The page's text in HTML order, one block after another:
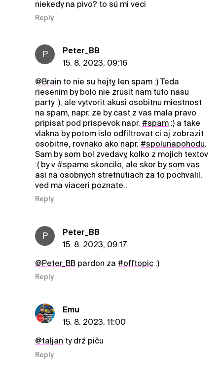
niekedy na pivo? to sú mi veci
Reply
P
Peter_BB
15. 8. 2023, 09:16
@Brain to nie su hejty, len spam :) Teda
riesenim by bolo nie zrusit nam tuto nasu
party :), ale vytvorit akusi osobitnu miestnost
na spam, napr. ze by cast z vas mala pravo
pripisat pod prispevok napr. #spam:) a take
vlakna by potom islo odfiltrovat ci aj zobrazit
osobitne, rovnako ako napr. #spolunapohodu.
Sam by som bol zvedavy, kolko z mojich textov
:( by v #spame skoncilo, ale skor by som vas
asi na osobnych stretnutiach za to pochvalil,
ved ma viaceri poznate..
Reply
P
Peter_BB
15. 8. 2023, 09:17
@Peter_BBpardon za #offtopic:)
Reply
Emu
15. 8. 2023, 11:00
@taljan ty drž piču
Reply